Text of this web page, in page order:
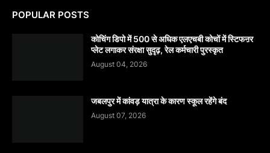
POPULAR POSTS
कोचिंग डिपो में 500 से अधिक एलएचबी कोचों में स्टिफऩर
प्लेट लगाकर संरक्षा सुदृढ़, रेल कर्मचारी पुरस्कृत
August 04, 2026
जबलपुर में कांवड़ यात्रा के कारण स्कूल रहेंगे बंद
August 07, 2026